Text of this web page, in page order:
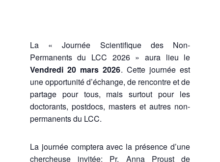
La « Journée Scientifique des Non-
Permanents du LCC 2026 » aura lieu le
Vendredi 20 mars 2026. Cette journée est
une opportunité d’échange, de rencontre et de
partage pour tous, mais surtout pour les
doctorants, postdocs, masters et autres non-
permanents du LCC.
La journée comptera avec la présence d’une
chercheuse invitée: Pr. Anna Proust de